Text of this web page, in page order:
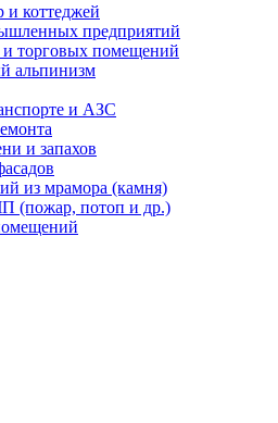
и коттеджей
предприятий
торговых помещений
альпинизм
и АЗС
и запахов
из мрамора (камня)
(пожар, потоп и др.)